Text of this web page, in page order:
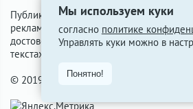
Мы используем куки
согласно политике
Управлять куки можно в
Понятно!
Публикации с пометками «Реклама»,
рекламодателем. Редакция сайта не
достоверность информации,
текстах.
© 2019-2026 ZabNews